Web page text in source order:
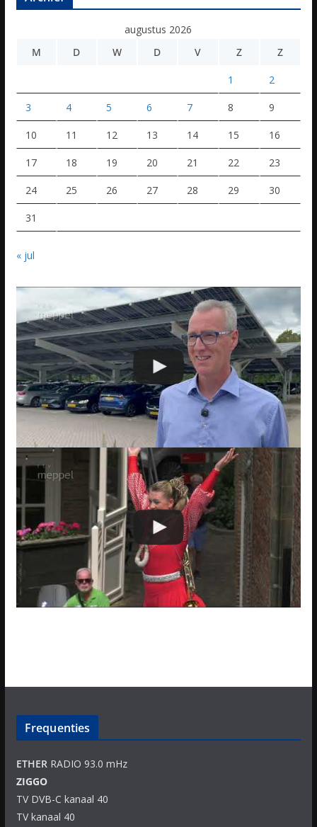
augustus 2026
M
D W D V Z Z
1 2
3 4 5 6 7 8 9
10 11 12 13 14 15 16
17 18 19 20 21 22 23
24 25 26 27 28 29 30
31
« jul
Frequenties
ETHERRADIO 93.0 mHz
ZIGGO
TV DVB-C kanaal 40
TV kanaal 40